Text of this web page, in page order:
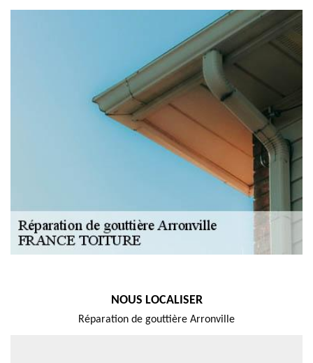
NOUS LOCALISER
Réparation de gouttière Arronville